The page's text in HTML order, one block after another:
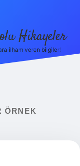
Hikayeler
ilham veren bilgiler!
ÖRNEK